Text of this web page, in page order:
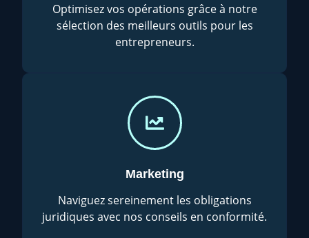
Optimisez vos opérations grâce à notre
sélection des meilleurs outils pour les
entrepreneurs.
Marketing
Naviguez sereinement les obligations
juridiques avec nos conseils en conformité.